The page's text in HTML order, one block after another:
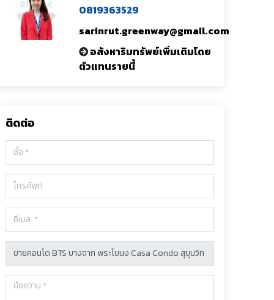
0819363529
sarinrut.greenway@gmail.com
อสังหาริมทรัพย์เพิ่มเติมโดย
ตัวแทนรายนี้
ติดต่อ